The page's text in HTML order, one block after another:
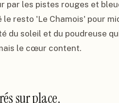
par les pistes rouges et
resto 'Le Chamois' pour
du soleil et du poudreuse
le cœur content.
sur place.